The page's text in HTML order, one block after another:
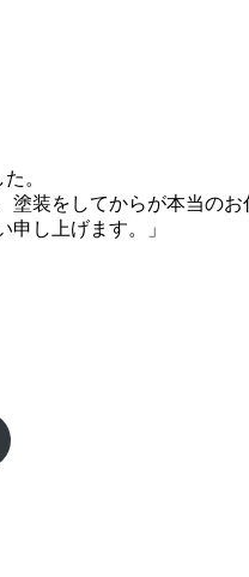
。
装をしてからが本当のお
し上げます。」